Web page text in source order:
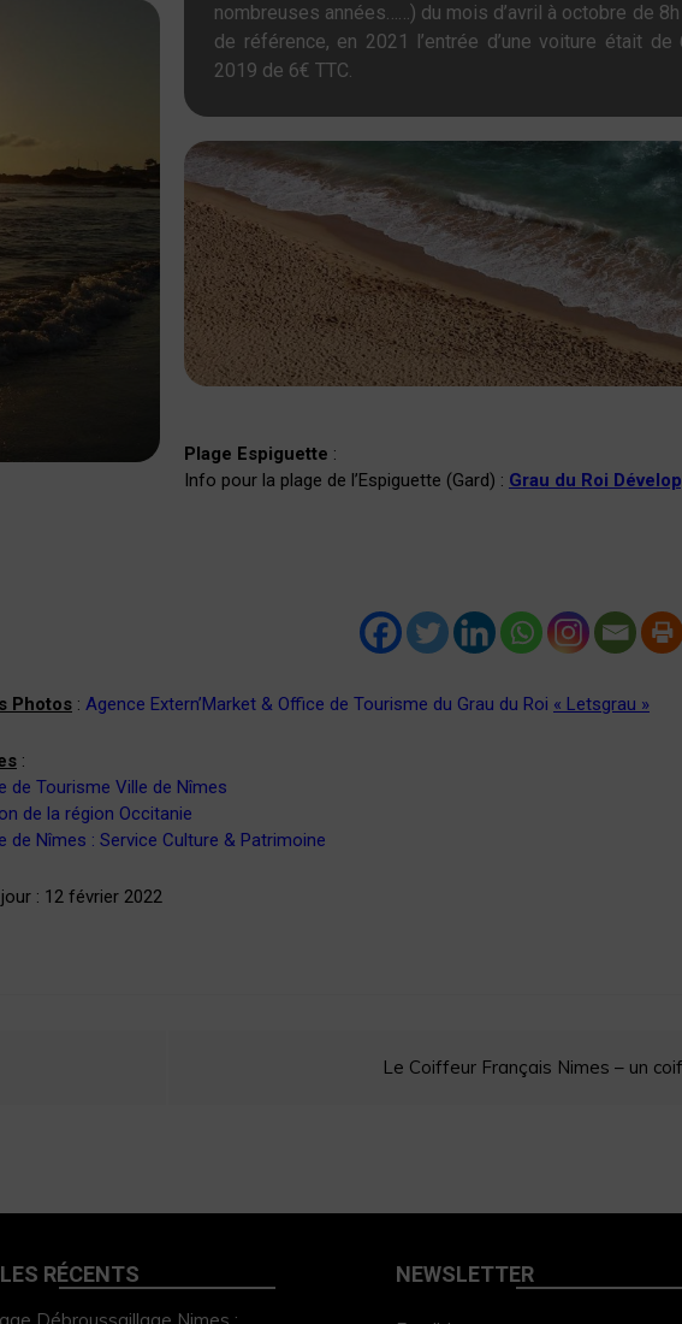
nombreuses années……) du mois d’avril à octobre de
de référence, en 2021 l’entrée d’une voiture était de
2019 de 6€ TTC.
Plage Espiguette :
Info pour la plage de l’Espiguette (Gard) : Grau du Roi
Photos: Agence Extern’Market& Office de Tourisme du Grau du Roi « Letsgrau »
:
de Tourisme Ville de Nîmes
de la région Occitanie
de Nîmes : Service Culture & Patrimoine
: 12 février 2022
Le Coiffeur Français Nimes – un
RÉCENTS NEWSLETTER